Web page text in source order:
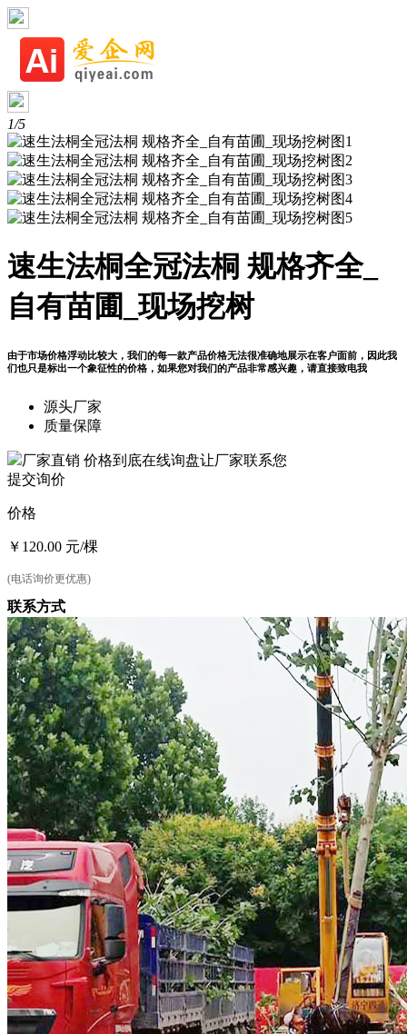
1/5
速生法桐全冠法桐 规格齐全_
自有苗圃_现场挖树
由于市场价格浮动比较大，我们的每一款产品价格无法很准确地展示在客户面前，因此我
们也只是标出一个象征性的价格，如果您对我们的产品非常感兴趣，请直接致电我
源头厂家
质量保障
厂家直销 价格到底在线询盘让厂家联系您
提交询价
价格
￥ 120.00 元/棵
(电话询价更优惠)
联系方式